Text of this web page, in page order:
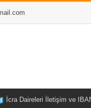
İcra Daireleri İletişim ve